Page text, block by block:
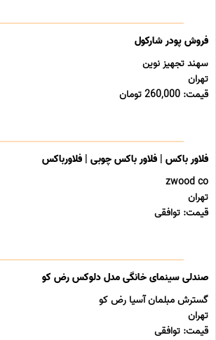
فروش پودر شارکول
سهند تجهیز نوین
تهران
قیمت: 260,000 تومان
فلاور باکس | فلاور باکس چوبی | فلاورباکس
zwood co
تهران
قیمت: توافقی
صندلی سینمای خانگی مدل دلوکس رض کو
گسترش مبلمان آسیا رض کو
تهران
قیمت: توافقی